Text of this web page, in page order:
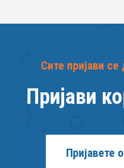
Сите пријави
Пријави
Пријавете